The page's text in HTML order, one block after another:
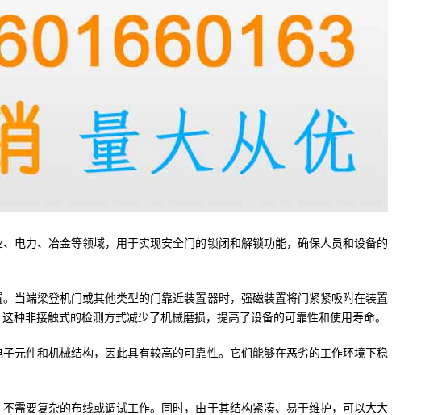
电力、冶金等领域，用于实现安全门的锁闭和解锁功能，确保人员和设备的
当端梁登机门或其他类型的门靠近装置器时，强磁装置将门紧紧吸附在装置
种非接触式的检测方式减少了机械磨损，提高了设备的可靠性和使用寿命。
元件和机械结构，因此具有较高的可靠性。它们能够在恶劣的工作环境下稳
需要复杂的布线或调试工作。同时，由于其结构紧凑、易于维护，可以大大